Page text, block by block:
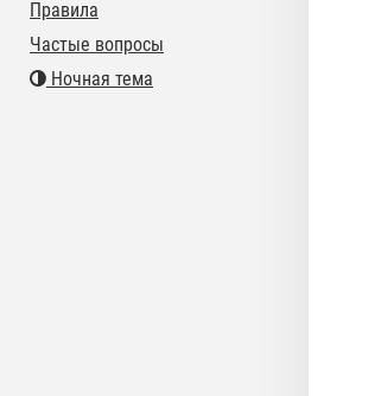
Правила
Частые вопросы
Ночная тема